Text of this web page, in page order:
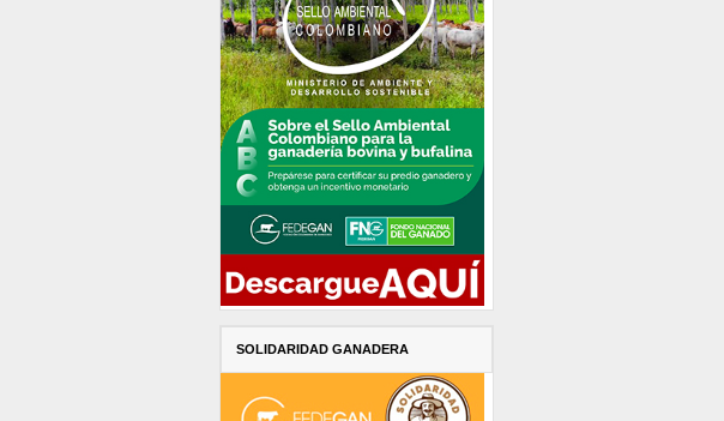
SOLIDARIDAD GANADERA